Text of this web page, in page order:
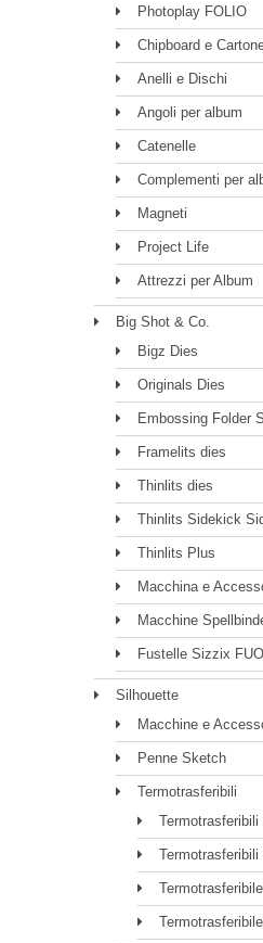
Photoplay FOLIO
Chipboard e
Anelli e Dischi
Angoli per album
Catenelle
Complementi per
Magneti
Project Life
Attrezzi per Album
Big Shot & Co.
Bigz Dies
Originals Dies
Embossing Folder
Framelits dies
Thinlits dies
Thinlits Sidekick
Thinlits Plus
Macchina e
Macchine
Fustelle Sizzix
Silhouette
Macchine e
Penne Sketch
Termotrasferibili
Termotrasferibili
Termotrasferibili